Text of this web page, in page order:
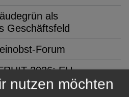
als
Geschäftsfeld
Forum
2026: EU-
Äpfel und Birnen
nutzen möchten